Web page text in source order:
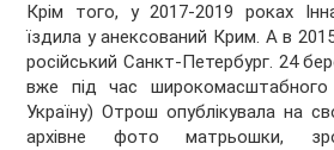
Крім того, у 2017-2019 роках
їздила у анексований Крим. А в
російський Санкт-Петербург. 24
вже під час широкомасштабного
Україну) Отрош опублікувала на
архівне фото матрьошки,